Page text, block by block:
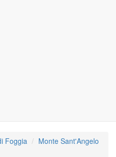
Foggia
Monte Sant'Angelo